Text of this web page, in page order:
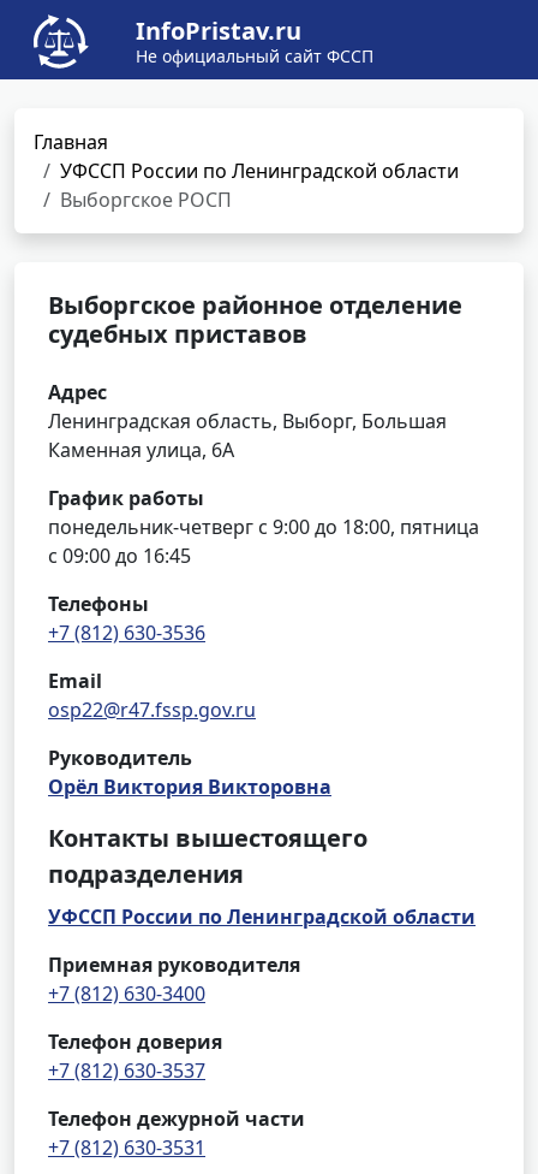
InfoPristav.ru
Не официальный сайт ФССП
Главная
УФССП России по Ленинградской области
Выборгское РОСП
Выборгское районное отделение
судебных приставов
Адрес
Ленинградская область, Выборг, Большая
Каменная улица, 6А
График работы
понедельник-четверг с 9:00 до 18:00, пятница
с 09:00 до 16:45
Телефоны
+7 (812) 630-3536
Email
osp22@r47.fssp.gov.ru
Руководитель
Орёл Виктория Викторовна
Контакты вышестоящего
подразделения
УФССП России по Ленинградской области
Приемная руководителя
+7 (812) 630-3400
Телефон доверия
+7 (812) 630-3537
Телефон дежурной части
+7 (812) 630-3531